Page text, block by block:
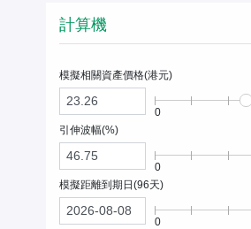
計算機
模擬相關資產價格(港元)
0
引伸波幅(%)
0
模擬距離到期日(96天)
0